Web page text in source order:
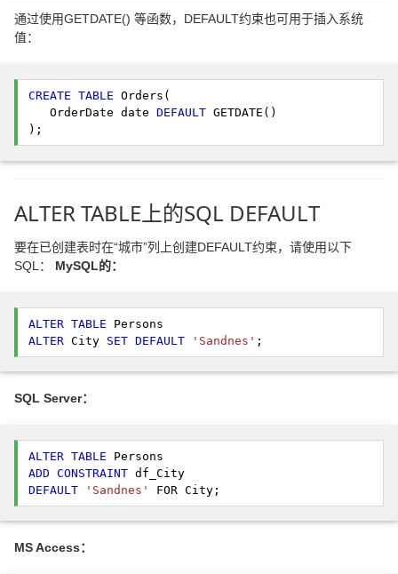
通过使用GETDATE() 等函数，DEFAULT约束也可用于插入系统
值：
CREATE TABLE Orders(
OrderDate date DEFAULT GETDATE()
);
ALTER TABLE上的SQL DEFAULT
要在已创建表时在“城市”列上创建DEFAULT约束，请使用以下
SQL： MySQL的：
ALTER TABLE
ALTER City SET DEFAULT 'Sandnes' ;
SQL Server：
ALTER TABLE
ADD CONSTRAINT
DEFAULT
'Sandnes' FOR City;
MS Access：